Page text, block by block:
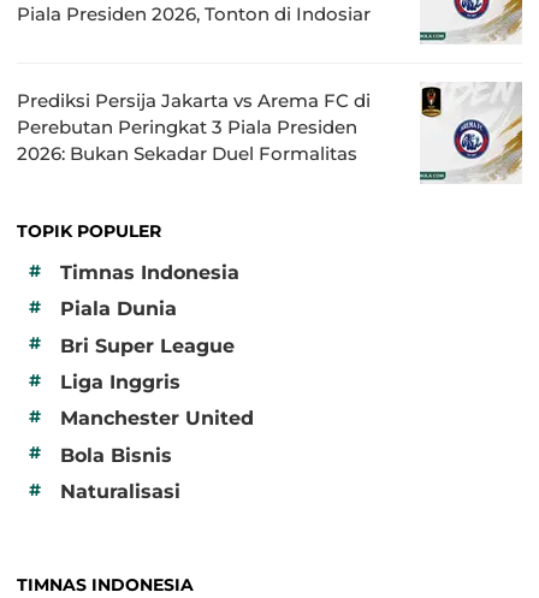
Piala Presiden 2026, Tonton di Indosiar
Prediksi Persija Jakarta vs Arema FC di
Perebutan Peringkat 3 Piala Presiden
2026: Bukan Sekadar Duel Formalitas
TOPIK POPULER
#
Timnas Indonesia
# Piala Dunia
# Bri Super League
# Liga Inggris
# Manchester United
# Bola Bisnis
# Naturalisasi
TIMNAS INDONESIA